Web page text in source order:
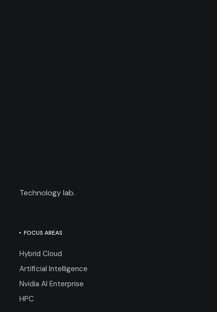
Technology lab.
FOCUS AREAS
Hybrid Cloud
Artificial Intelligence
Nvidia AI Enterprise
HPC